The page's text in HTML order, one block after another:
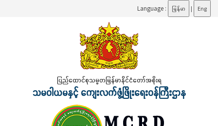
Language : မြန်မာ | Eng
ပြည်ထောင်စုသမ္မတမြန်မာနိုင်ငံတော်အစိုးရ
သမဝါယမနှင့် ကျေးလက်ဖွံ့ဖြိုးရေးဝန်ကြီးဌာန